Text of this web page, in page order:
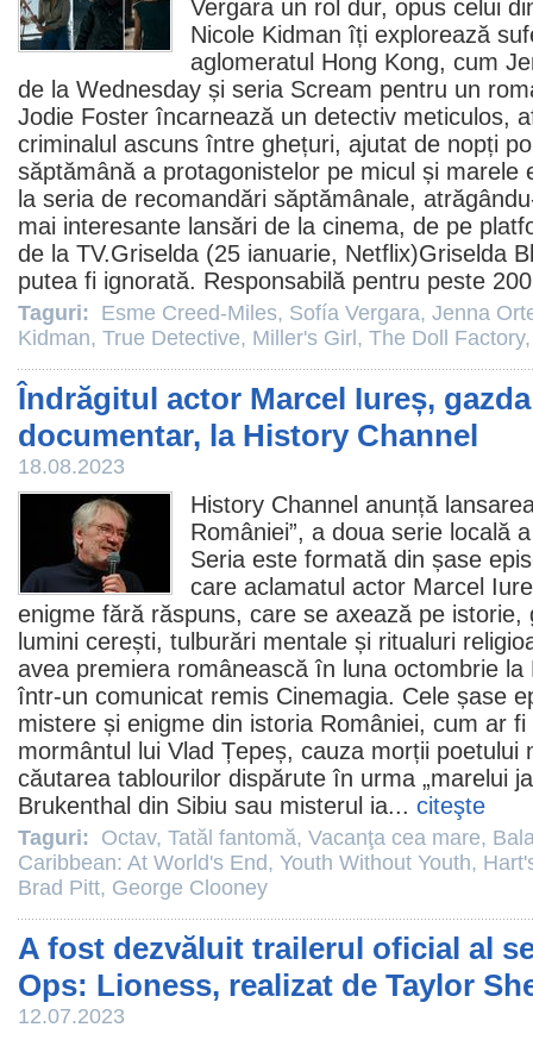
Vergara un rol dur, opus celui
Nicole Kidman îți explorează
aglomeratul Hong Kong, cum
de la Wednesday și seria Scream pentru un
Jodie Foster încarnează un detectiv meticulos,
criminalul ascuns între ghețuri, ajutat de nopți
săptămână a protagonistelor pe micul și marele
la seria de recomandări săptămânale,
mai interesante lansări de la cinema, de pe
de la TV.Griselda (25 ianuarie, Netflix)Griselda
putea fi ignorată. Responsabilă pentru peste
Taguri: Esme Creed-Miles, Sofía Vergara, Jenna
Kidman, True Detective, Miller's Girl , The Doll Factory
Îndrăgitul actor Marcel Iureș,
documentar, la History Channel
18.08.2023
History Channel anunță
României”, a doua serie locală
Seria este formată din șase
care aclamatul actor Marcel
enigme fără răspuns, care se axează pe istorie,
lumini cerești, tulburări mentale și ritualuri
avea premiera românească în luna octombrie
într-un comunicat remis Cinemagia. Cele șase
mistere și enigme din istoria României, cum ar
mormântul lui Vlad Țepeș, cauza morții poetului
căutarea tablourilor dispărute în urma „marelui
Brukenthal din Sibiu sau misterul ia... citeşte
Taguri: Octav, Tatăl fantomă, Vacanţa cea mare,
Caribbean: At World's End, Youth Without Youth,
Brad Pitt, George Clooney
A fost dezvăluit trailerul oficial al
Ops: Lioness, realizat de Taylor
12.07.2023